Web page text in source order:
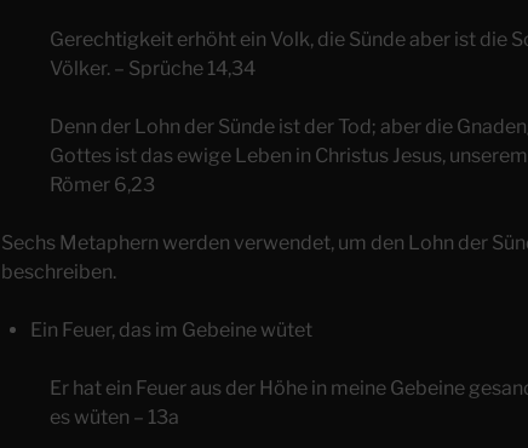
Gerechtigkeit erhöht ein Volk, die Sünde aber ist die
Völker. – Sprüche 14,34
Denn der Lohn der Sünde ist der Tod; aber die
Gottes ist das ewige Leben in Christus Jesus,
Römer 6,23
Sechs Metaphern werden verwendet, um den Lohn der
beschreiben.
Ein Feuer, das im Gebeine wütet
Er hat ein Feuer aus der Höhe in meine Gebeine
es wüten – 13a